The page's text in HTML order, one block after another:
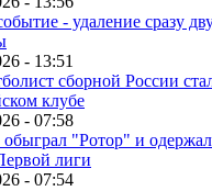
- удаление сразу
- 13:51
сборной России
клубе
- 07:58
"Ротор" и
лиги
- 07:54